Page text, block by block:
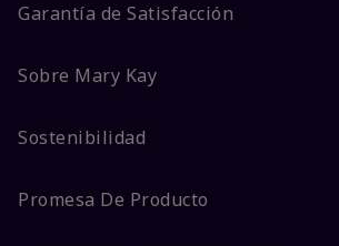
Garantía de Satisfacción
Sobre Mary Kay
Sostenibilidad
Promesa De Producto